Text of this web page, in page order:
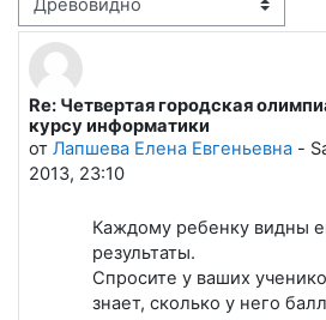
Режим отображения
Re: Четвертая городская
курсу информатики
от Лапшева Елена Евгеньевна -
2013, 23:10
Количество ответов: 0
Каждому ребенку видны
результаты.
Спросите у ваших
знает, сколько у него